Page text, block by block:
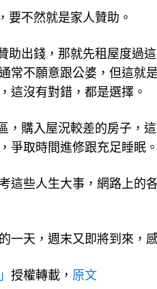
要不然就是家人贊助。
助出錢，那就先租屋度過
常不願意跟公婆，但這就
這沒有對錯，都是選擇。
，購入屋況較差的房子，
爭取時間進修跟充足睡眠
這些人生大事，網路上的
一天，週末又即將到來，
授權轉載， 原文